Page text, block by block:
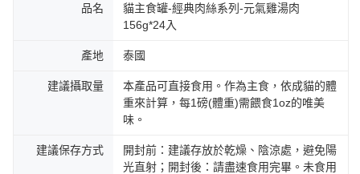
品名
貓主食罐-經典肉絲系列-元氣雞湯肉
156g*24入
產地 泰國
建議攝取量
本產品可直接食用。作為主食，依成貓的體
重來計算，每1磅(體重)需餵食1oz的唯美
味。
建議保存方式
開封前：建議存放於乾燥、陰涼處，避免陽
光直射；開封後：請盡速食用完畢。未食用